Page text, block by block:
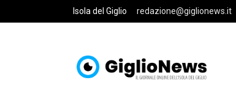
Skip to main content
Isola del Giglio redazione@giglionews.it